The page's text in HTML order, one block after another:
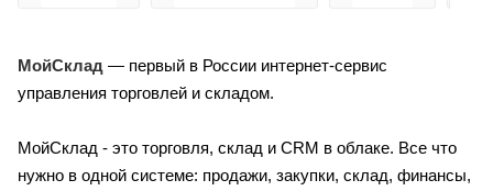
МойСклад — первый в России интернет-сервис
управления торговлей и складом.
МойСклад - это торговля, склад и CRM в облаке. Все что
нужно в одной системе: продажи, закупки, склад, финансы,